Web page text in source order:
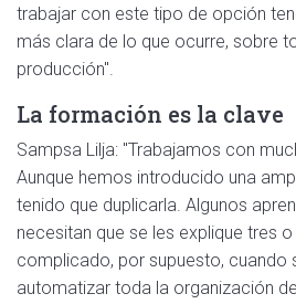
trabajar con este tipo de opción
más clara de lo que ocurre, sobre
producción".
La formación es la clave
Sampsa Lilja: "Trabajamos con
Aunque hemos introducido una
tenido que duplicarla. Algunos
necesitan que se les explique tres
complicado, por supuesto, cuando
automatizar toda la organización